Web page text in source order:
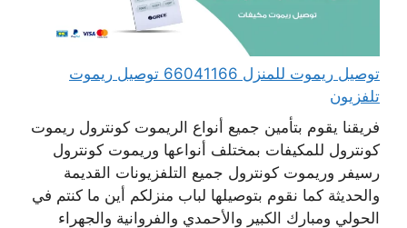
توصيل ريموت للمنزل 66041166 توصيل ريموت
تلفزيون
فريقنا يقوم بتأمين جميع أنواع الريموت كونترول ريموت
كونترول للمكيفات بمختلف أنواعها وريموت كونترول
رسيفر وريموت كونترول جميع التلفزيونات القديمة
والحديثة كما نقوم بتوصيلها لباب منزلكم أين ما كنتم في
الحولي ومبارك الكبير والأحمدي والفروانية والجهراء